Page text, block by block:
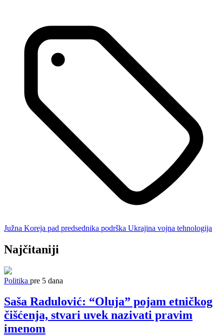
Južna Koreja pad predsednika podrška Ukrajina vojna tehnologija
Najčitaniji
Politika pre 5 dana
Saša Radulović: “Oluja” pojam etničkog
čišćenja, stvari uvek nazivati pravim
imenom